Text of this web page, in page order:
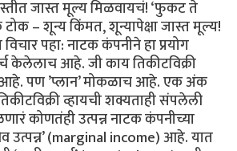
जास्त मूल्य मिळवायचं! ‘फुकट ते
टोक – शून्य किंमत, शून्यापेक्षा जास्त मूल्य!
पहा: नाटक कंपनीने हा प्रयोग
केलेलाच आहे. जी काय तिकीटविक्री
आहे. पण ’प्लान’ मोकळाच आहे. एक अंक
व्हायची शक्यताही संपलेली
कोणतंही उत्पन्न नाटक कंपनीच्या
उत्पन्न’ (marginal income) आहे. यात